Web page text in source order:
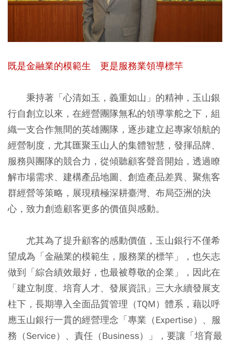
既是金融業的模範生 更是服務業領導標竿
秉持著「心清如玉，義重如山」的精神，玉山銀
行自創立以來，在經營團隊無私的領導掌舵之下，組
織一支合作無間的英雄團隊，逐步建立起專家領航的
經營制度，尤其匯聚玉山人的集體智慧，發揮品牌、
服務與團隊的競合力，從傾聽顧客聲音開始，透過瞭
解市場需求、建構產品地圖、創造產品差異、聚焦客
群經營等策略，展現積極深耕臺灣、布局亞洲的決
心，致力創造顧客更多的價值與感動。
尤其為了提升顧客的感動價值，玉山銀行不僅希
望成為「金融業的模範生，服務業的標竿」，也矢志
做到「綜合績效最好，也最被尊敬的企業」，因此在
「建立制度、培育人才、發展資訊」三大永續發展支
柱下，長期導入全面品質管理（TQM）體系，藉以呼
應玉山銀行一貫的經營理念「專業（Expertise）、服
務（Service）、責任（Business）」，要讓「培育最